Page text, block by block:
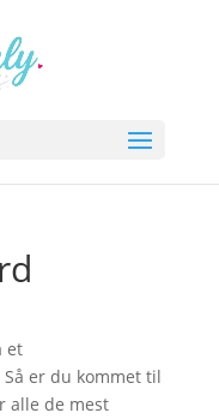
et
Så er du kommet til
alle de mest